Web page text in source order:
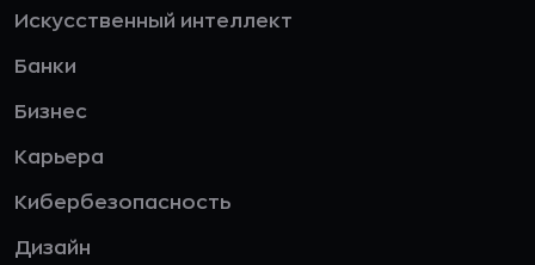
Искусственный интеллект
Банки
Бизнес
Карьера
Кибербезопасность
Дизайн